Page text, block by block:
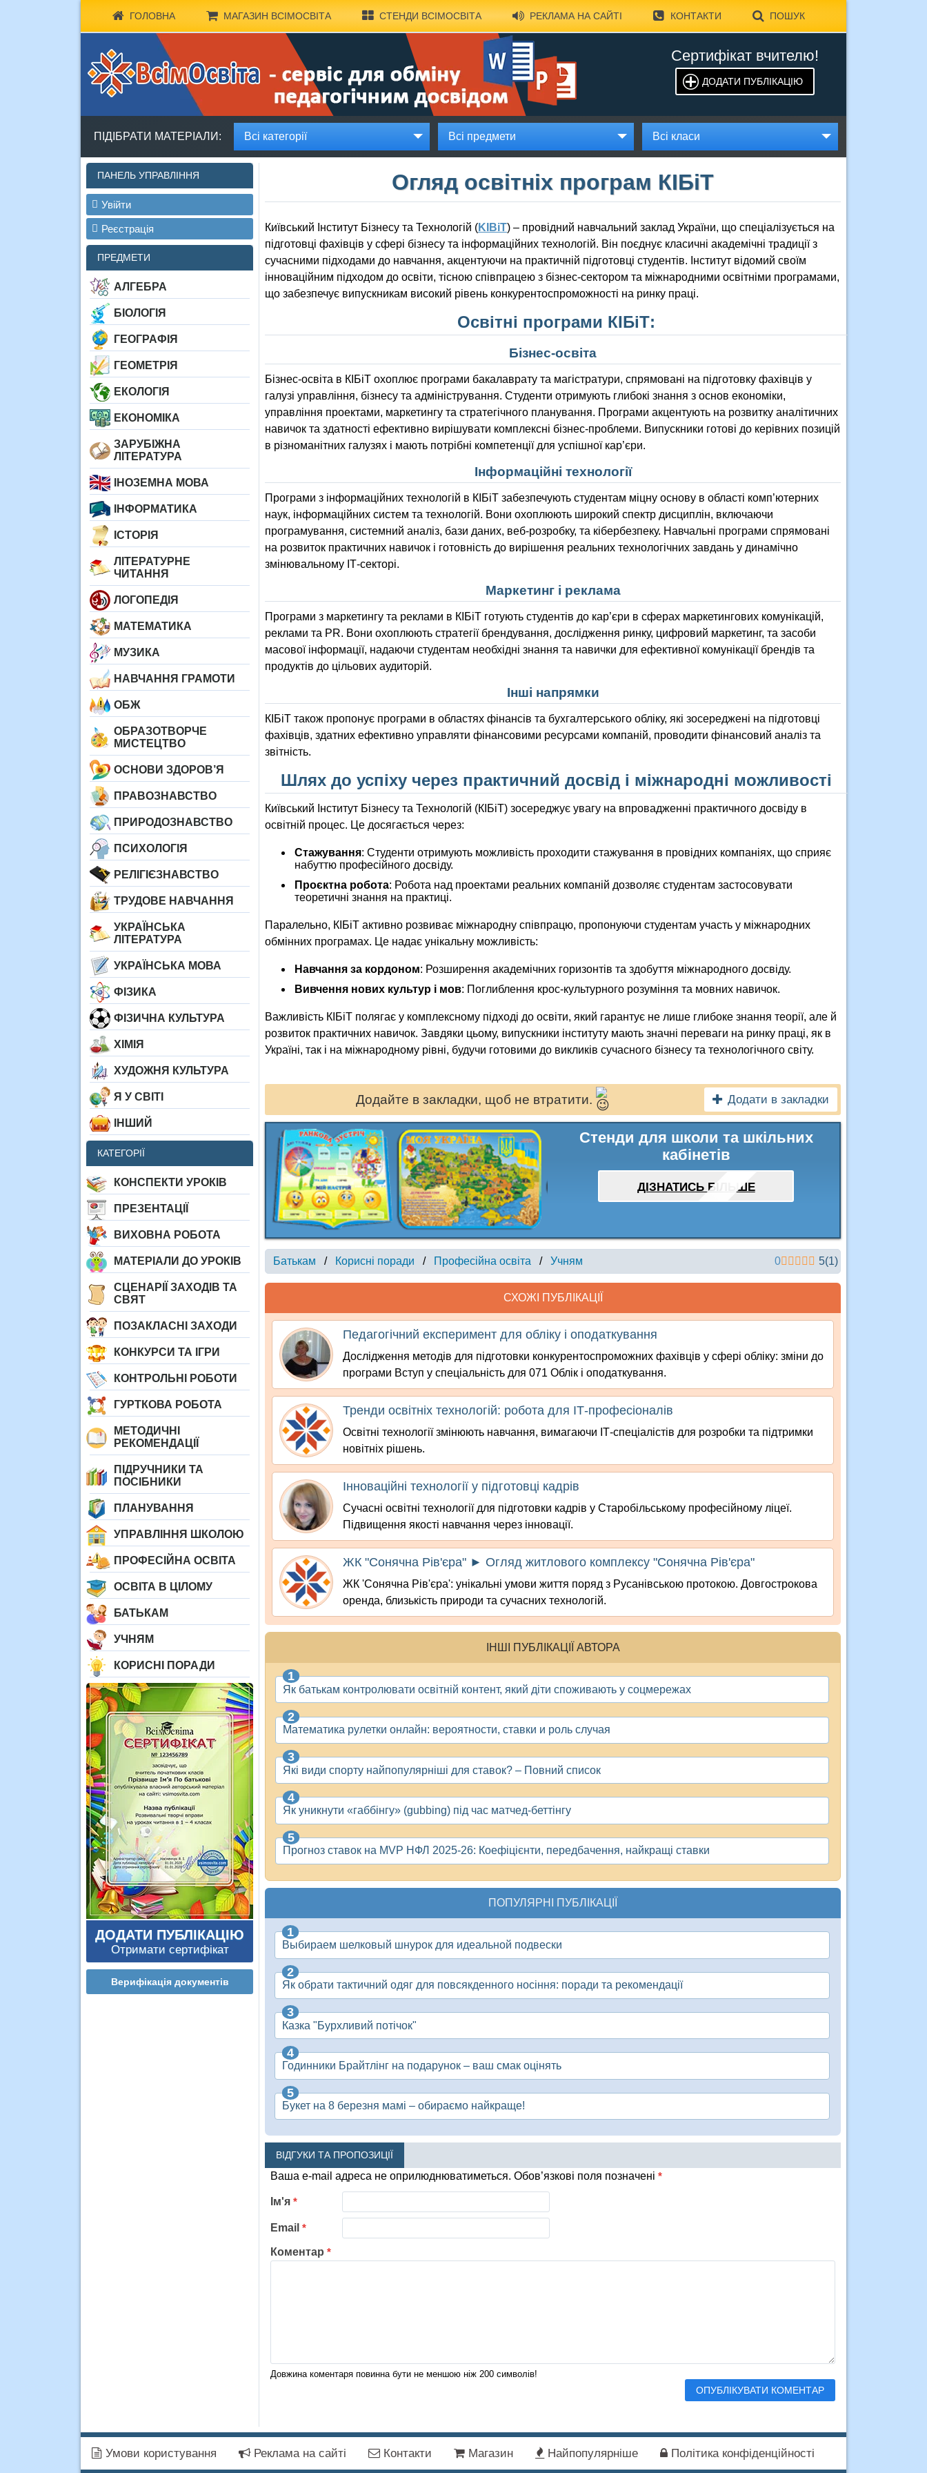
ГОЛОВНА МАГАЗИН ВСІМОСВІТА СТЕНДИ ВСІМОСВІТА РЕКЛАМА НА САЙТІ КОНТАКТИ ПОШУК
Сертифікат вчителю!
ДОДАТИ ПУБЛІКАЦІЮ
ПІДІБРАТИ МАТЕРІАЛИ: Всі категорії Всі предмети Всі класи
ПАНЕЛЬ УПРАВЛІННЯ
Увійти
Реєстрація
ПРЕДМЕТИ
АЛГЕБРА
БІОЛОГІЯ
ГЕОГРАФІЯ
ГЕОМЕТРІЯ
ЕКОЛОГІЯ
ЕКОНОМІКА
ЗАРУБІЖНА
ЛІТЕРАТУРА
ІНОЗЕМНА МОВА
ІНФОРМАТИКА
ІСТОРІЯ
ЛІТЕРАТУРНЕ
ЧИТАННЯ
ЛОГОПЕДІЯ
МАТЕМАТИКА
МУЗИКА
НАВЧАННЯ ГРАМОТИ
ОБЖ
ОБРАЗОТВОРЧЕ
МИСТЕЦТВО
ОСНОВИ ЗДОРОВ’Я
ПРАВОЗНАВСТВО
ПРИРОДОЗНАВСТВО
ПСИХОЛОГІЯ
РЕЛІГІЄЗНАВСТВО
ТРУДОВЕ НАВЧАННЯ
УКРАЇНСЬКА
ЛІТЕРАТУРА
УКРАЇНСЬКА МОВА
ФІЗИКА
ФІЗИЧНА КУЛЬТУРА
ХІМІЯ
ХУДОЖНЯ КУЛЬТУРА
Я У СВІТІ
ІНШИЙ
КАТЕГОРІЇ
КОНСПЕКТИ УРОКІВ
ПРЕЗЕНТАЦІЇ
ВИХОВНА РОБОТА
МАТЕРІАЛИ ДО УРОКІВ
СЦЕНАРІЇ ЗАХОДІВ ТА
СВЯТ
ПОЗАКЛАСНІ ЗАХОДИ
КОНКУРСИ ТА ІГРИ
КОНТРОЛЬНІ РОБОТИ
ГУРТКОВА РОБОТА
МЕТОДИЧНІ
РЕКОМЕНДАЦІЇ
ПІДРУЧНИКИ ТА
ПОСІБНИКИ
ПЛАНУВАННЯ
УПРАВЛІННЯ ШКОЛОЮ
ПРОФЕСІЙНА ОСВІТА
ОСВІТА В ЦІЛОМУ
БАТЬКАМ
УЧНЯМ
КОРИСНІ ПОРАДИ
ДОДАТИ ПУБЛІКАЦІЮ
Отримати сертифікат
Верифікація документів
Огляд освітніх програм КІБіТ
Київський Інститут Бізнесу та Технологій (KIBiT) – провідний навчальний заклад України, що спеціалізується на
підготовці фахівців у сфері бізнесу та інформаційних технологій. Він поєднує класичні академічні традиції з
сучасними підходами до навчання, акцентуючи на практичній підготовці студентів. Інститут відомий своїм
інноваційним підходом до освіти, тісною співпрацею з бізнес-сектором та міжнародними освітніми програмами,
що забезпечує випускникам високий рівень конкурентоспроможності на ринку праці.
Освітні програми КІБіТ:
Бізнес-освіта
Бізнес-освіта в КІБіТ охоплює програми бакалаврату та магістратури, спрямовані на підготовку фахівців у
галузі управління, бізнесу та адміністрування. Студенти отримують глибокі знання з основ економіки,
управління проектами, маркетингу та стратегічного планування. Програми акцентують на розвитку аналітичних
навичок та здатності ефективно вирішувати комплексні бізнес-проблеми. Випускники готові до керівних позицій
в різноманітних галузях і мають потрібні компетенції для успішної кар’єри.
Інформаційні технології
Програми з інформаційних технологій в КІБіТ забезпечують студентам міцну основу в області комп’ютерних
наук, інформаційних систем та технологій. Вони охоплюють широкий спектр дисциплін, включаючи
програмування, системний аналіз, бази даних, веб-розробку, та кібербезпеку. Навчальні програми спрямовані
на розвиток практичних навичок і готовність до вирішення реальних технологічних завдань у динамічно
змінювальному ІТ-секторі.
Маркетинг і реклама
Програми з маркетингу та реклами в КІБіТ готують студентів до кар’єри в сферах маркетингових комунікацій,
реклами та PR. Вони охоплюють стратегії брендування, дослідження ринку, цифровий маркетинг, та засоби
масової інформації, надаючи студентам необхідні знання та навички для ефективної комунікації брендів та
продуктів до цільових аудиторій.
Інші напрямки
КІБіТ також пропонує програми в областях фінансів та бухгалтерського обліку, які зосереджені на підготовці
фахівців, здатних ефективно управляти фінансовими ресурсами компаній, проводити фінансовий аналіз та
звітність.
Шлях до успіху через практичний досвід і міжнародні можливості
Київський Інститут Бізнесу та Технологій (КІБіТ) зосереджує увагу на впровадженні практичного досвіду в
освітній процес. Це досягається через:
Стажування: Студенти отримують можливість проходити стажування в провідних компаніях, що сприяє
набуттю професійного досвіду.
Проєктна робота: Робота над проектами реальних компаній дозволяє студентам застосовувати
теоретичні знання на практиці.
Паралельно, КІБіТ активно розвиває міжнародну співпрацю, пропонуючи студентам участь у міжнародних
обмінних програмах. Це надає унікальну можливість:
Навчання за кордоном: Розширення академічних горизонтів та здобуття міжнародного досвіду.
Вивчення нових культур і мов: Поглиблення крос-культурного розуміння та мовних навичок.
Важливість КІБіТ полягає у комплексному підході до освіти, який гарантує не лише глибоке знання теорії, але й
розвиток практичних навичок. Завдяки цьому, випускники інституту мають значні переваги на ринку праці, як в
Україні, так і на міжнародному рівні, будучи готовими до викликів сучасного бізнесу та технологічного світу.
Додайте в закладки, щоб не втратити. Додати в закладки
Стенди для школи та шкільних
кабінетів
ДІЗНАТИСЬ БІЛЬШЕ
Батькам / Корисні поради / Професійна освіта / Учням 0 5(1)
СХОЖІ ПУБЛІКАЦІЇ
Педагогічний експеримент для обліку і оподаткування
Дослідження методів для підготовки конкурентоспроможних фахівців у сфері обліку: зміни до
програми Вступ у спеціальність для 071 Облік і оподаткування.
Тренди освітніх технологій: робота для ІТ-професіоналів
Освітні технології змінюють навчання, вимагаючи ІТ-спеціалістів для розробки та підтримки
новітніх рішень.
Інноваційні технології у підготовці кадрів
Сучасні освітні технології для підготовки кадрів у Старобільському професійному ліцеї.
Підвищення якості навчання через інновації.
ЖК "Сонячна Рів'єра" ► Огляд житлового комплексу "Сонячна Рів'єра"
ЖК 'Сонячна Рів'єра': унікальні умови життя поряд з Русанівською протокою. Довгострокова
оренда, близькість природи та сучасних технологій.
ІНШІ ПУБЛІКАЦІЇ АВТОРА
Як батькам контролювати освітній контент, який діти споживають у соцмережах
Математика рулетки онлайн: вероятности, ставки и роль случая
Які види спорту найпопулярніші для ставок? – Повний список
Як уникнути «габбінгу» (gubbing) під час матчед-беттінгу
Прогноз ставок на MVP НФЛ 2025-26: Коефіцієнти, передбачення, найкращі ставки
ПОПУЛЯРНІ ПУБЛІКАЦІЇ
Выбираем шелковый шнурок для идеальной подвески
Як обрати тактичний одяг для повсякденного носіння: поради та рекомендації
Казка "Бурхливий потічок"
Годинники Брайтлінг на подарунок – ваш смак оцінять
Букет на 8 березня мамі – обираємо найкраще!
ВІДГУКИ ТА ПРОПОЗИЦІЇ
Ваша e-mail адреса не оприлюднюватиметься. Обов’язкові поля позначені *
Коментар *
Довжина коментаря повинна бути не меншою ніж 200 символів!
Ім'я *
Email *
Умови користування Реклама на сайті Контакти Магазин Найпопулярніше Політика конфіденційності